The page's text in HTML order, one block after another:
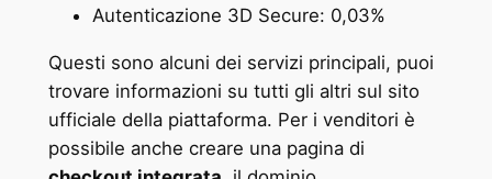
Autenticazione 3D Secure: 0,03%
Questi sono alcuni dei servizi principali, puoi
trovare informazioni su tutti gli altri sul sito
ufficiale della piattaforma. Per i venditori è
possibile anche creare una pagina di